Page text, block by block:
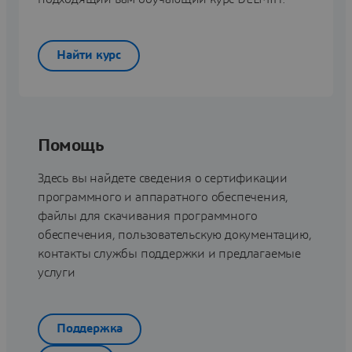
Найти курс
Помощь
Здесь вы найдете сведения о сертификации
программного и аппаратного обеспечения,
файлы для скачивания программного
обеспечения, пользовательскую документацию,
контакты службы поддержки и предлагаемые
услуги
Поддержка